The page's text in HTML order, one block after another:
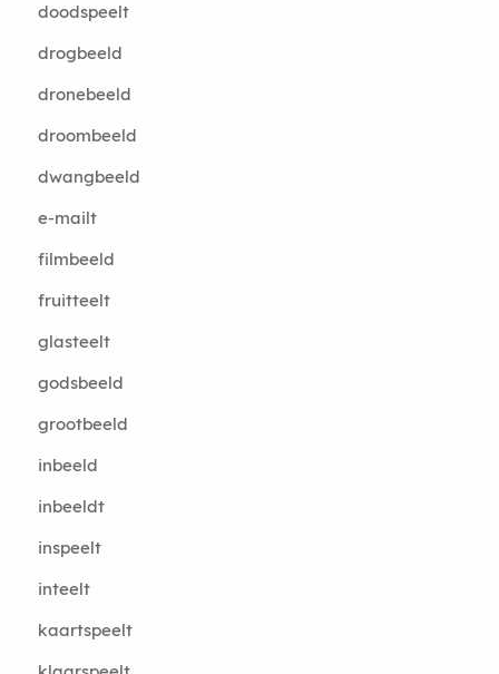
doodspeelt
drogbeeld
dronebeeld
droombeeld
dwangbeeld
e-mailt
filmbeeld
fruitteelt
glasteelt
godsbeeld
grootbeeld
inbeeld
inbeeldt
inspeelt
inteelt
kaartspeelt